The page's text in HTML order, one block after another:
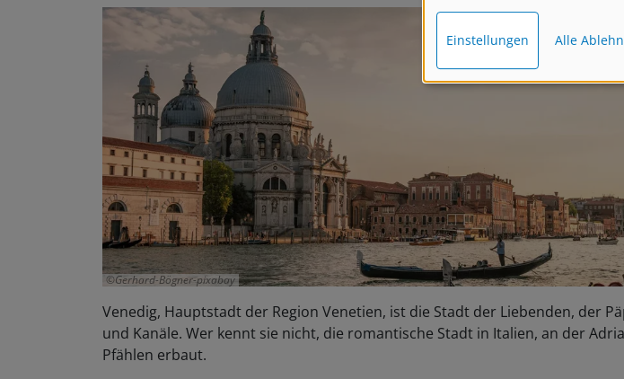
Gerhard-Bögner-pixabay
Venedig, Hauptstadt der Region Venetien, ist die Stadt der Liebenden, der
und Kanäle. Wer kennt sie nicht, die romantische Stadt in Italien, an der
Pfählen erbaut.
Einstellungen Alle